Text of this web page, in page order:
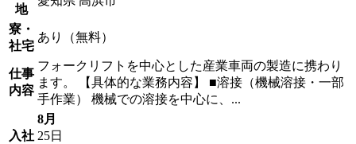
地
寮・
社宅
あり（無料）
仕事
内容
フォークリフトを中心とした産業車両の製造に携わり
ます。 【具体的な業務内容】 ■溶接（機械溶接・一部
手作業） 機械での溶接を中心に、...
入社
8月
25日